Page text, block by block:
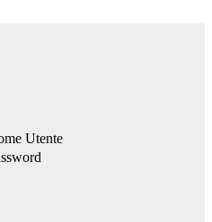
Utente